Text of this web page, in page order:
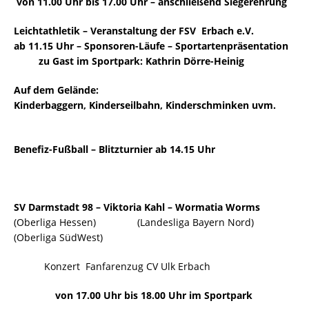
Leichtathletik – Veranstaltung der FSV Erbach e.V.
ab 11.15 Uhr – Sponsoren-Läufe – Sportartenpräsentation
zu Gast im Sportpark: Kathrin Dörre-Heinig
Auf dem Gelände:
Kinderbaggern, Kinderseilbahn, Kinderschminken uvm.
Benefiz-Fußball – Blitzturnier ab 14.15 Uhr
SV Darmstadt 98 – Viktoria Kahl – Wormatia Worms
(Oberliga Hessen) (Landesliga Bayern Nord)
(Oberliga SüdWest)
Konzert Fanfarenzug CV Ulk Erbach
von 17.00 Uhr bis 18.00 Uhr im Sportpark